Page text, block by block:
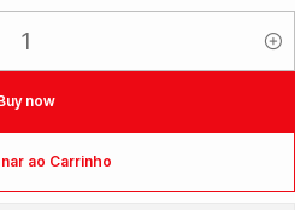
ao Carrinho
now